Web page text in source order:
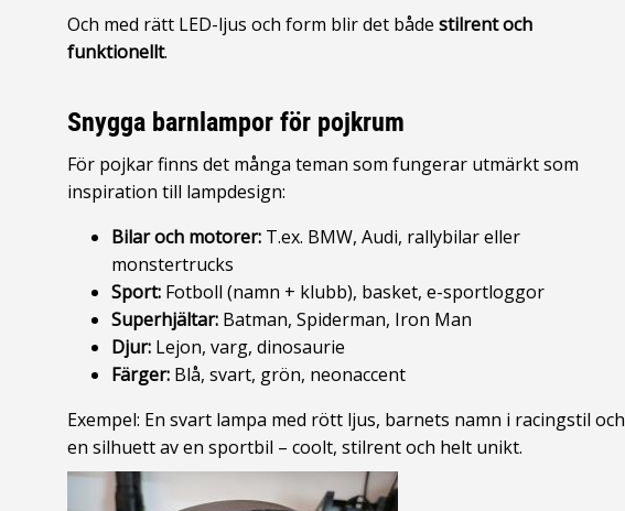
Och med rätt LED-ljus och form blir det bådestilrent och
funktionellt.
Snygga barnlampor för pojkrum
För pojkar finns det många teman som fungerar utmärkt som
inspiration till lampdesign:
Bilar och motorer: T.ex. BMW, Audi, rallybilar eller
monstertrucks
Sport: Fotboll (namn + klubb), basket, e-sportloggor
Superhjältar: Batman, Spiderman, Iron Man
Djur: Lejon, varg, dinosaurie
Färger: Blå, svart, grön, neonaccent
Exempel: En svart lampa med rött ljus, barnets namn i racingstil och
en silhuett av en sportbil – coolt, stilrent och helt unikt.